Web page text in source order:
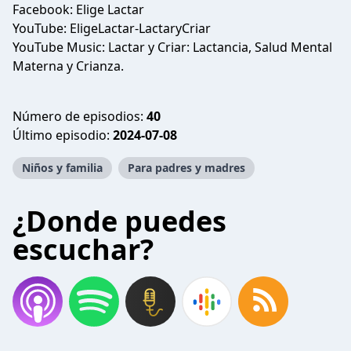
Facebook: Elige Lactar
YouTube: ⁠⁠EligeLactar-LactaryCriar⁠⁠
YouTube Music: ⁠⁠Lactar y Criar: Lactancia, Salud Mental
Materna y Crianza.⁠⁠
Número de episodios: 40
Último episodio: 2024-07-08
Niños y familia Para padres y madres
¿Donde puedes
escuchar?